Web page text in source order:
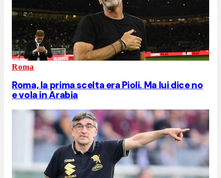
Roma
Roma, la prima scelta era Pioli. Ma lui dice no
e vola in Arabia